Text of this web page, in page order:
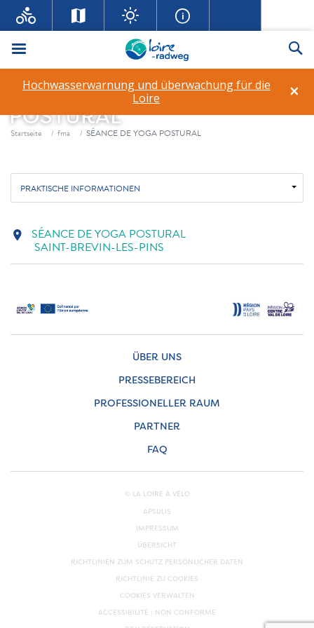
Menü
×
Hochwasserwarnung und überwachung für die
Loire
SÉANCE DE YOGA
POSTURAL
Fil d'ariane
Startseite fma SÉANCE DE YOGA POSTURAL
PRAKTISCHE INFORMATIONEN
location_on SÉANCE DE YOGA POSTURAL
SAINT-BREVIN-LES-PINS
ÜBER UNS
PRESSEBEREICH
PROFESSIONELLER RAUM
PARTNER
FAQ
© LA LOIRE À VÉLO
APSULIS
IMPRESSUM
ÜBERSICHT
RICHTLINIEN ZUM SCHUTZ PERSÖNLICHER DATEN
RICHTLINIE ZU COOKIES
COOKIES VERWALTEN
ACCESSIBILITÉ : NON CONFORME